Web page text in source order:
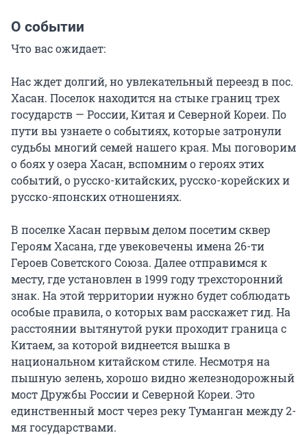
О событии
Что вас ожидает:
Нас ждет долгий, но увлекательный переезд в пос.
Хасан. Поселок находится на стыке границ трех
государств — России, Китая и Северной Кореи. По
пути вы узнаете о событиях, которые затронули
судьбы многий семей нашего края. Мы поговорим
о боях у озера Хасан, вспомним о героях этих
событий, о русско-китайских, русско-корейских и
русско-японских отношениях.
В поселке Хасан первым делом посетим сквер
Героям Хасана, где увековечены имена 26-ти
Героев Советского Союза. Далее отправимся к
месту, где установлен в 1999 году трехсторонний
знак. На этой территории нужно будет соблюдать
особые правила, о которых вам расскажет гид. На
расстоянии вытянутой руки проходит граница с
Китаем, за которой виднеется вышка в
национальном китайском стиле. Несмотря на
пышную зелень, хорошо видно железнодорожный
мост Дружбы России и Северной Кореи. Это
единственный мост через реку Туманган между 2-
мя государствами.